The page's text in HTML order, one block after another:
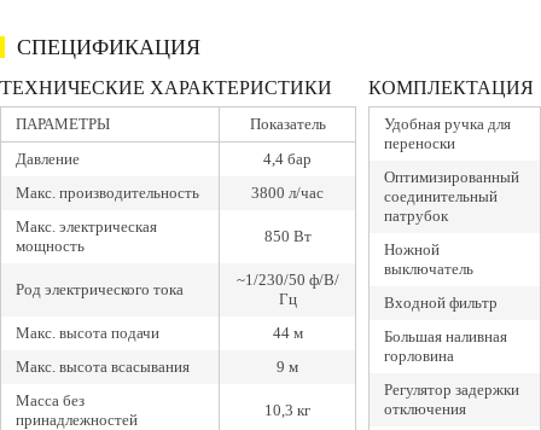
СПЕЦИФИКАЦИЯ
ТЕХНИЧЕСКИЕ ХАРАКТЕРИСТИКИ
ПАРАМЕТРЫ
Показатель
Давление
4,4 бар
Макс. производительность
3800 л/час
Макс. электрическая
мощность
850 Вт
Род электрического тока
~1/230/50 ф/В/
Гц
Макс. высота подачи
44 м
Макс. высота всасывания
9 м
Масса без
принадлежностей
10,3 кг
КОМПЛЕКТАЦИЯ
Удобная ручка для
переноски
Оптимизированный
соединительный
патрубок
Ножной
выключатель
Входной фильтр
Большая наливная
горловина
Регулятор задержки
отключения